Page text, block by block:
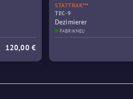
120,00 €
STATTRAK™
TEC-9
Dezimierer
FABRIKNEU